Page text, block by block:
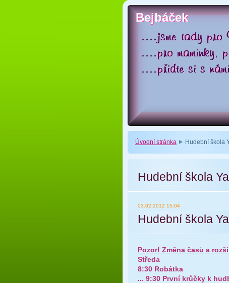
Bejbáček
Bejbáček
Úvodní stránka Hudební škola
Hudební škola
03.02.2012 15:04
Hudební škola
Pozor! Změna časů a
Středa
8:30 Robátka
... 9:30 První krůčky k